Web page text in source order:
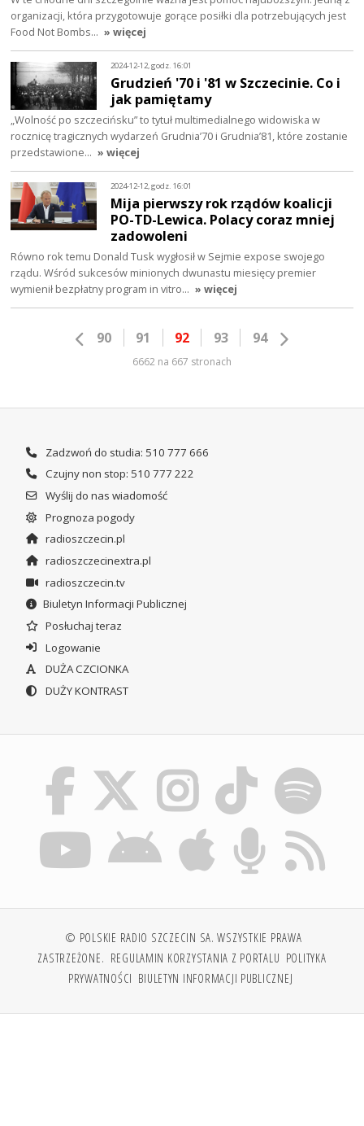
organizacji, która przygotowuje gorące posiłki dla potrzebujących jest
Food Not Bombs… » więcej
2024-12-12, godz. 16:01
Grudzień '70 i '81 w Szczecinie. Co i
jak pamiętamy
„Wolność po szczecińsku” to tytuł multimedialnego widowiska w
rocznicę tragicznych wydarzeń Grudnia’70 i Grudnia’81, które zostanie
przedstawione… » więcej
2024-12-12, godz. 16:01
Mija pierwszy rok rządów koalicji
PO-TD-Lewica. Polacy coraz mniej
zadowoleni
Równo rok temu Donald Tusk wygłosił w Sejmie expose swojego
rządu. Wśród sukcesów minionych dwunastu miesięcy premier
wymienił bezpłatny program in vitro… » więcej
90 91 92 93 94
6662 na 667 stronach
Zadzwoń do studia: 510 777 666
Czujny non stop: 510 777 222
Wyślij do nas wiadomość
Prognoza pogody
radioszczecin.pl
radioszczecinextra.pl
radioszczecin.tv
Biuletyn Informacji Publicznej
Posłuchaj teraz
Logowanie
DUŻA CZCIONKA
DUŻY KONTRAST
© POLSKIE RADIO SZCZECIN SA. WSZYSTKIE PRAWA
ZASTRZEŻONE. REGULAMIN KORZYSTANIA Z PORTALU POLITYKA
PRYWATNOŚCI BIULETYN INFORMACJI PUBLICZNEJ